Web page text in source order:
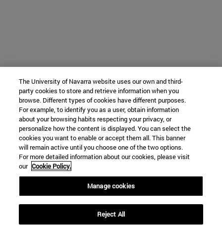
The University of Navarra website uses our own and third-
party cookies to store and retrieve information when you
browse. Different types of cookies have different purposes.
For example, to identify you as a user, obtain information
about your browsing habits respecting your privacy, or
personalize how the content is displayed. You can select the
cookies you want to enable or accept them all. This banner
will remain active until you choose one of the two options.
For more detailed information about our cookies, please visit
our Cookie Policy.
Manage cookies
Reject All